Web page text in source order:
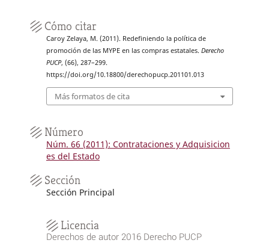
Cómo citar
Caroy Zelaya, M. (2011). Redefiniendo la política de
promoción de las MYPE en las compras estatales. Derecho
PUCP, (66), 287–299.
https://doi.org/10.18800/derechopucp.201101.013
Más formatos de cita
Número
Núm. 66 (2011): Contrataciones y Adquisicion
es del Estado
Sección
Sección Principal
Licencia
Derechos de autor 2016 Derecho PUCP